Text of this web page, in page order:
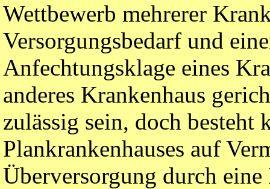
Wettbewerb mehrerer
Versorgungsbedarf und
Anfechtungsklage eines
anderes Krankenhaus
zulässig sein, doch besteht
Plankrankenhauses auf
Überversorgung durch